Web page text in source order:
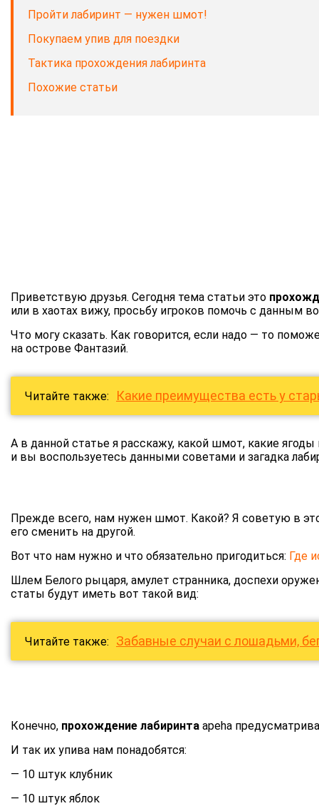
Пройти лабиринт — нужен шмот!
Покупаем упив для поездки
Тактика прохождения лабиринта
Похожие статьи
Приветствую друзья. Сегодня тема статьи это
или в хаотах вижу, просьбу игроков помочь с данным
Что могу сказать. Как говорится, если надо — то
на острове Фантазий.
Читайте также: Какие преимущества есть у
А в данной статье я расскажу, какой шмот, какие
и вы воспользуетесь данными советами и загадка
Прежде всего, нам нужен шмот. Какой? Я советую в
его сменить на другой.
Вот что нам нужно и что обязательно пригодиться: Где
Шлем Белого рыцаря, амулет странника, доспехи
статы будут иметь вот такой вид:
Читайте также: Забавные случаи с лошадьми,
Конечно, прохождение лабиринта apeha
И так их упива нам понадобятся:
— 10 штук клубник
— 10 штук яблок